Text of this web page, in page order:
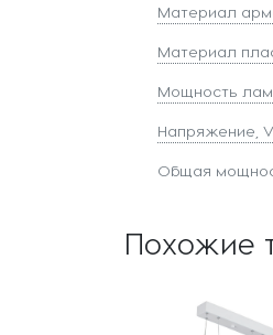
Материал
Материал
Мощность
Напряжение, V
Общая
Похожие